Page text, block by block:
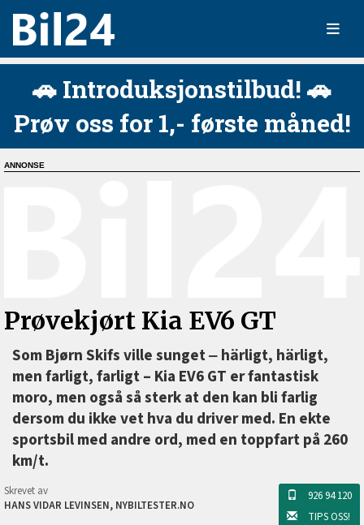
🚗 Introduksjonstilbud! 🚗
Prøv oss for 1,- første måned!
Prøvekjørt Kia EV6 GT
Som Bjørn Skifs ville sunget ‒ härligt, härligt,
men farligt, farligt –⁠ Kia EV6 GT er fantastisk
moro, men også så sterk at den kan bli farlig
dersom du ikke vet hva du driver med. En ekte
sportsbil med andre ord, med en toppfart på 260
km/t.
Skrevet av
HANS VIDAR LEVINSEN, NYBILTESTER.NO
926 94 120
TIPS OSS!